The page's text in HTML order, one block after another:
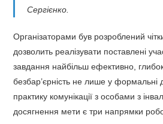
Сергієнко.
Організаторами був розроблений
дозволить реалізувати поставлені
завдання найбільш ефективно,
безбар’єрність не лише у формальні
практику комунікації з особами з
досягнення мети є три напрямки